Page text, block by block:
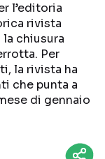
l’editoria
rivista
chiusura
Per
la rivista ha
che punta a
di gennaio